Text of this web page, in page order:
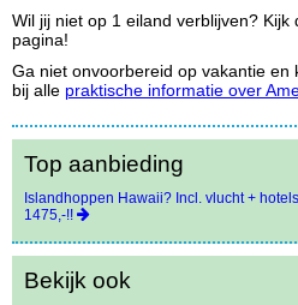
Top aanbieding
Islandhoppen Hawaii? Incl. vlucht +
1475,-!!
Bekijk ook
Wil jij niet op 1 eiland verblijven? Kijk
pagina!
Ga niet onvoorbereid op vakantie en
bij alle praktische informatie over